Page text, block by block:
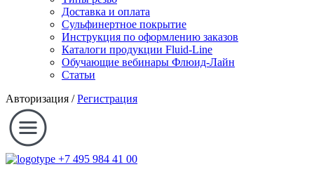
Доставка и оплата
Сульфинертное покрытие
Инструкция по оформлению заказов
Каталоги продукции Fluid-Line
Обучающие вебинары Флюид-Лайн
Статьи
Авторизация /Регистрация
+7 495 984 41 00